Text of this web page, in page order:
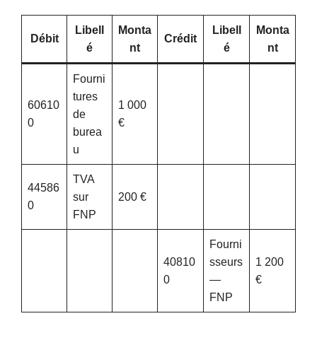
Débit
Libell
é
Monta
nt
Crédit
Libell
é
Monta
nt
60610
0
Fourni
tures
de
burea
u
1 000
€
44586
0
TVA
sur
FNP
200 €
40810
0
Fourni
sseurs
—
FNP
1 200
€